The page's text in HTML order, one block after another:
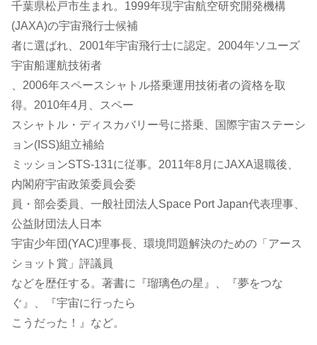
千葉県松戸市生まれ。1999年現宇宙航空研究開発機構
(JAXA)の宇宙飛行士候補
者に選ばれ、2001年宇宙飛行士に認定。2004年ソユーズ
宇宙船運航技術者
、2006年スペースシャトル搭乗運用技術者の資格を取
得。2010年4月、スペー
スシャトル・ディスカバリー号に搭乗、国際宇宙ステーシ
ョン(ISS)組立補給
ミッションSTS-131に従事。2011年8月にJAXA退職後、
内閣府宇宙政策委員会委
員・部会委員、一般社団法人Space Port Japan代表理事、
公益財団法人日本
宇宙少年団(YAC)理事長、環境問題解決のための「アース
ショット賞」評議員
などを歴任する。著書に『瑠璃色の星』、『夢をつな
ぐ』、『宇宙に行ったら
こうだった！』など。